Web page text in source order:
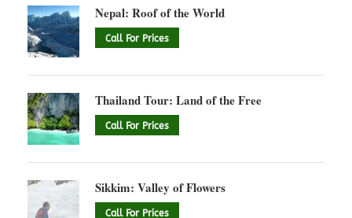
Nepal: Roof of the World
Call For Prices
Thailand Tour: Land of the Free
Call For Prices
Sikkim: Valley of Flowers
Call For Prices